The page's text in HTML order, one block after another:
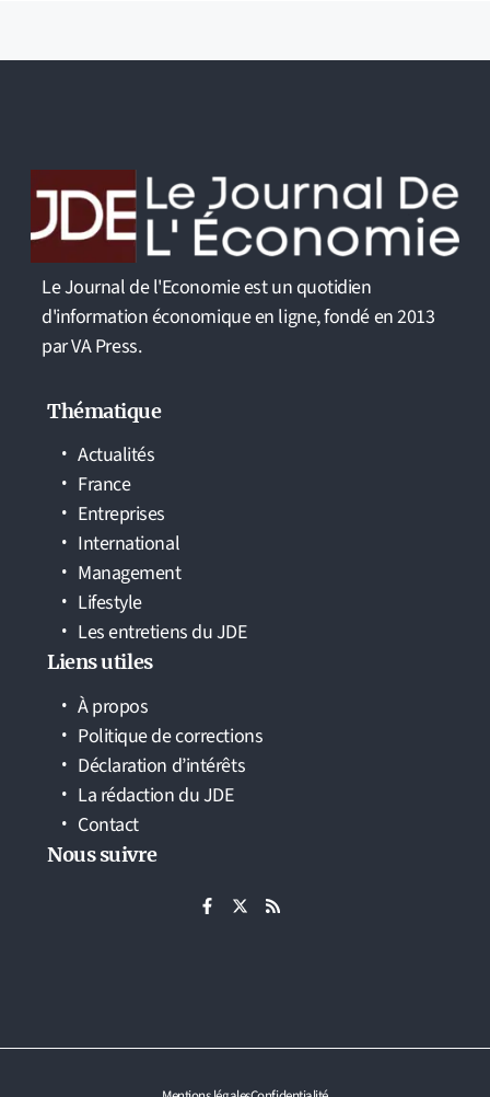
Le Journal de l'Economie est un quotidien
d'information économique en ligne, fondé en 2013
par VA Press.
Thématique
Actualités
France
Entreprises
International
Management
Lifestyle
Les entretiens du JDE
Liens utiles
À propos
Politique de corrections
Déclaration d’intérêts
La rédaction du JDE
Contact
Nous suivre